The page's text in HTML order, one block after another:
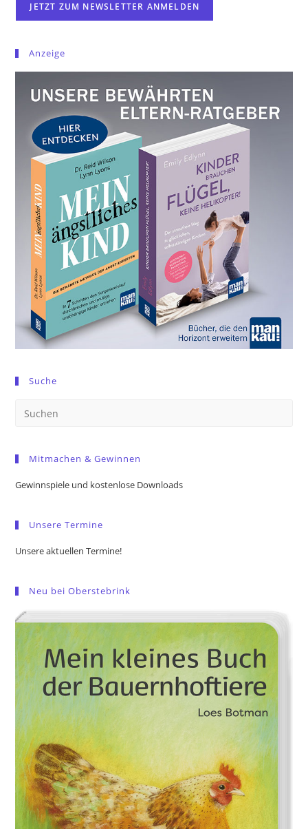
Anzeige
Suche
Mitmachen & Gewinnen
Gewinnspiele und kostenlose Downloads
Unsere Termine
Unsere aktuellen Termine!
Neu bei Oberstebrink